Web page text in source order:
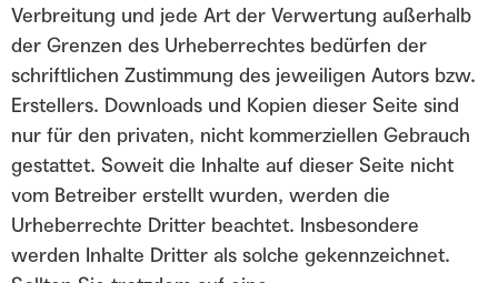
Verbreitung und jede Art der Verwertung außerhalb
der Grenzen des Urheberrechtes bedürfen der
schriftlichen Zustimmung des jeweiligen Autors bzw.
Erstellers. Downloads und Kopien dieser Seite sind
nur für den privaten, nicht kommerziellen Gebrauch
gestattet. Soweit die Inhalte auf dieser Seite nicht
vom Betreiber erstellt wurden, werden die
Urheberrechte Dritter beachtet. Insbesondere
werden Inhalte Dritter als solche gekennzeichnet.